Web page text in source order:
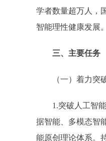
学者数量超万人，
智能理性健康发展。
三、主要任务
（一）着力突破
1.突破人工智能
据智能、多模态智
能原创理论体系。